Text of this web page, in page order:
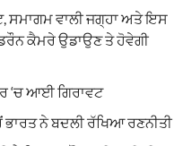
ਸਮਾਗਮ ਵਾਲੀ ਜਗ੍ਹਾ ਅਤੇ ਇਸ
ਕੈਮਰੇ ਉਡਾਉਣ ਤੇ ਹੋਵੇਗੀ
‘ਚ ਆਈ ਗਿਰਾਵਟ
ਨੇ ਬਦਲੀ ਰੱਖਿਆ ਰਣਨੀਤੀ